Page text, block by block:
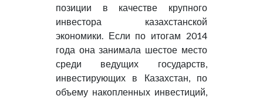
позиции в качестве крупного
инвестора казахстанской
экономики. Если по итогам 2014
года она занимала шестое место
среди ведущих государств,
инвестирующих в Казахстан, по
объему накопленных инвестиций,